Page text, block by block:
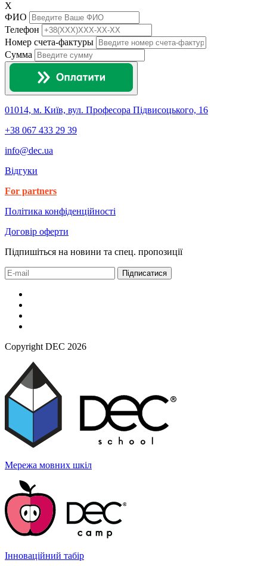
X
ФИО
Телефон
Номер счета-фактуры
Сумма
01014, м. Київ, вул. Професора Підвисоцького, 16
+38 067 433 29 39
info@dec.ua
Відгуки
For partners
Політика конфіденційності
Договір оферти
Підпишіться на новини та спец. пропозиції
Підписатися
Copyright DEC 2026
Мережа мовних шкіл
Інноваційний табір